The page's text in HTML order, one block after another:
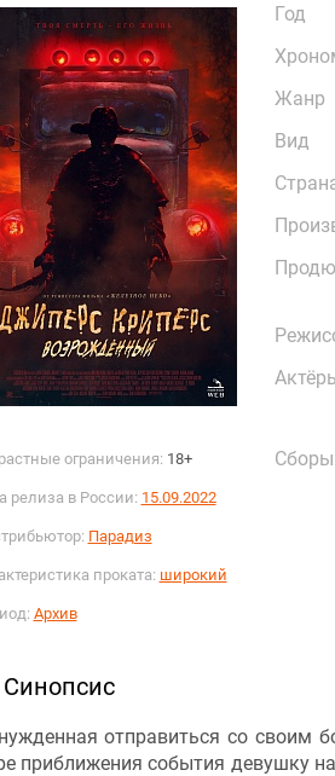
ограничения: 18+
релиза в России: 15.09.2022
Парадиз
проката: широкий
Архив
Год
Жанр
Вид
Сборы
Синопсис
отправиться со своим
приближения события девушку